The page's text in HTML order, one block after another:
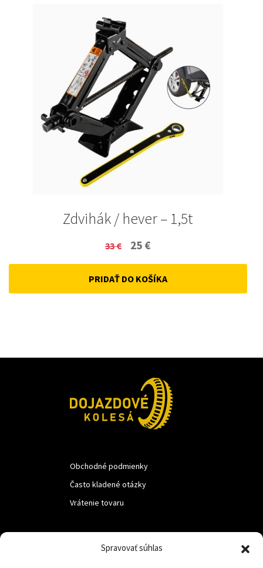
Spravovať súhlas
Zdvihák / hever – 1,5t
33€
Original
price
was:
25 €
price
is:
PRIDAŤ DO KOŠÍKA
Obchodné podmienky
Často kladené otázky
Vrátenie tovaru